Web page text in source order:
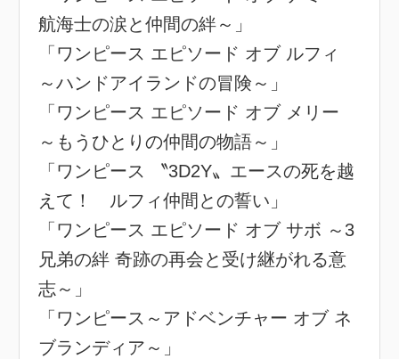
航海士の涙と仲間の絆～」
「ワンピース エピソード オブ ルフィ
～ハンドアイランドの冒険～」
「ワンピース エピソード オブ メリー
～もうひとりの仲間の物語～」
「ワンピース 〝3D2Y〟エースの死を越
えて！ ルフィ仲間との誓い」
「ワンピース エピソード オブ サボ ～3
兄弟の絆 奇跡の再会と受け継がれる意
志～」
「ワンピース～アドベンチャー オブ ネ
ブランディア～」